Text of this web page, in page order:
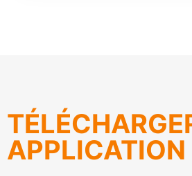
APPLICATION